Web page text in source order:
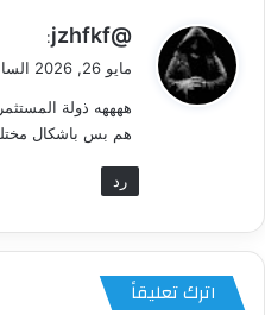
ي
ل
@jzhfkf
:
مايو 26, 2026 الساعة 3:13 م
ههههه ذولة
هم بس باشكال
رد
اترك تعليقاً